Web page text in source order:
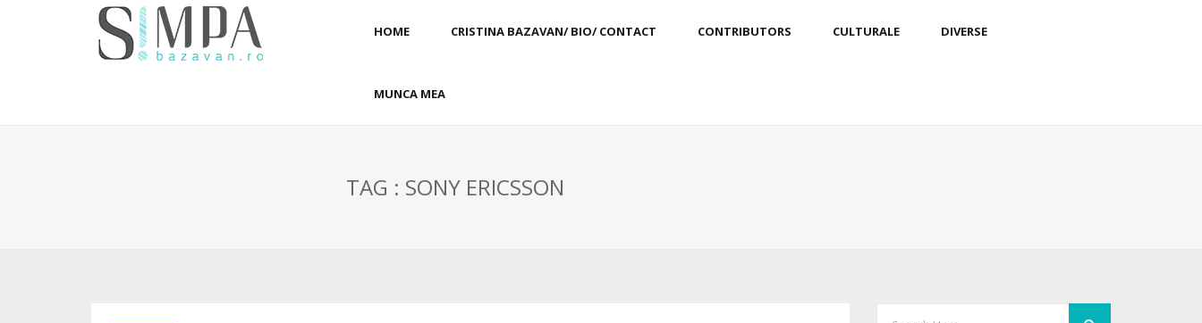
HOME CRISTINA BAZAVAN/ BIO/ CONTACT CONTRIBUTORS CULTURALE DIVERSE
MUNCA MEA
TAG : SONY ERICSSON